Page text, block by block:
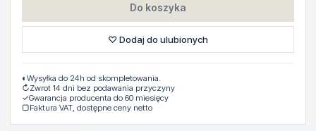
Do koszyka
♡ Dodaj do ulubionych
◐ Wysyłka do 24h od skompletowania.
↻Zwrot 14 dni bez podawania przyczyny
✓Gwarancja producenta do 60 miesięcy
▢Faktura VAT, dostępne ceny netto